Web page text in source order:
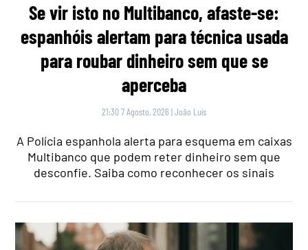
Se vir isto no Multibanco, afaste-se:
espanhóis alertam para técnica usada
para roubar dinheiro sem que se
aperceba
21:30 7 Agosto, 2026 |João Luís
A Polícia espanhola alerta para esquema em caixas
Multibanco que podem reter dinheiro sem que
desconfie. Saiba como reconhecer os sinais